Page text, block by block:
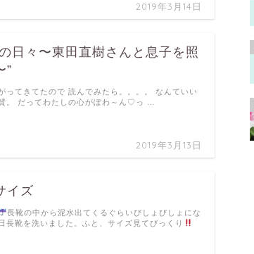
2019年3月14日
日々〜東田直樹さんと息子を照
”
2019年3月13日
ってきてたので 読んでみたら。。。。 なんていい
。 だってわたしの心がぽわ～ん♡っ …
イズ
長靴の中から泥水出てくるぐらいびしょびしょにな
長靴を洗いました。ふと、サイズ見てびっくり